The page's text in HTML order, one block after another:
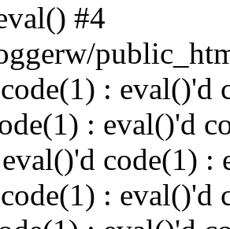
#4
: eval()'d
: eval()'d
code(1) :
: eval()'d